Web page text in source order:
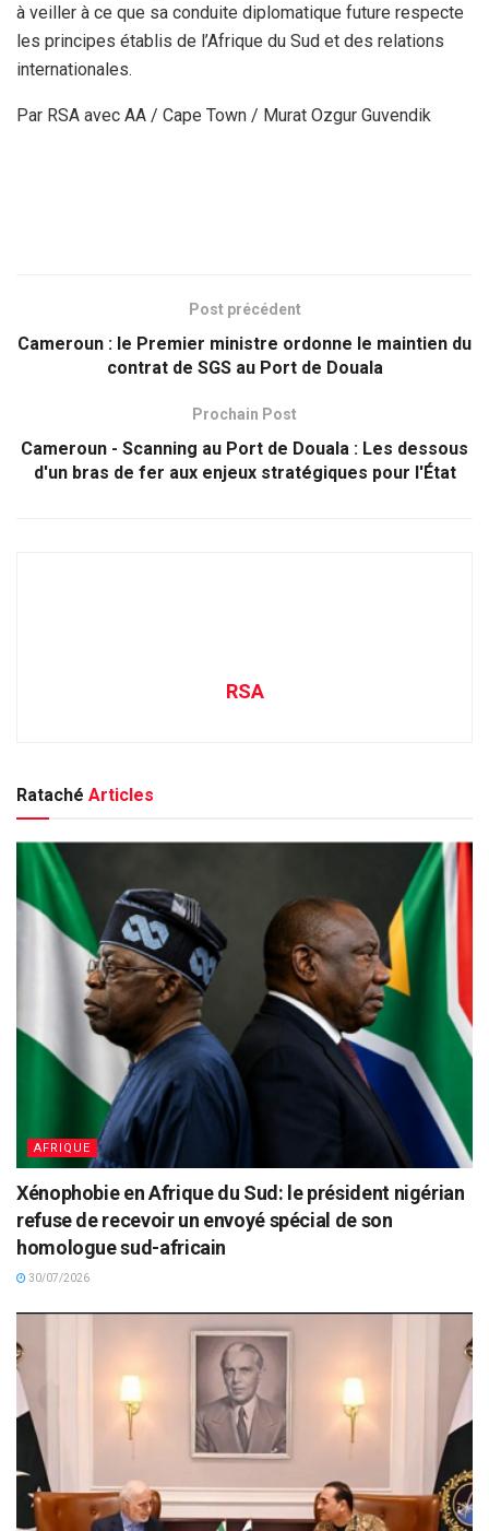
à veiller à ce que sa conduite diplomatique future respecte
les principes établis de l’Afrique du Sud et des relations
internationales.
Par RSA avec AA / Cape Town / Murat Ozgur Guvendik
Post précédent
Cameroun : le Premier ministre ordonne le maintien du
contrat de SGS au Port de Douala
Prochain Post
Cameroun - Scanning au Port de Douala : Les dessous
d'un bras de fer aux enjeux stratégiques pour l'État
RSA
Rataché Articles
AFRIQUE
Xénophobie en Afrique du Sud: le président nigérian
refuse de recevoir un envoyé spécial de son
homologue sud-africain
30/07/2026